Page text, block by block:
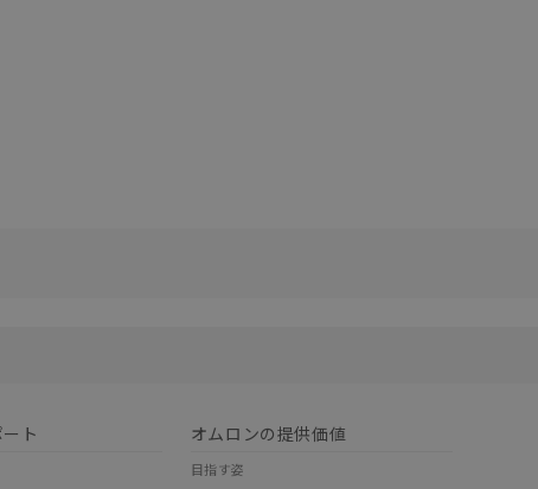
ト オムロンの提供価値
目指す姿